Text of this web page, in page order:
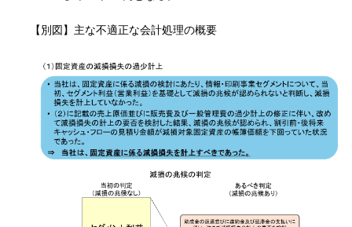
【別図】主な不適正な会計処理の概要